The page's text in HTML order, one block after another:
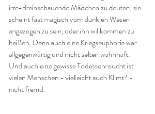
irre-dreinschauende Mädchen zu deuten, sie
scheint fast magisch vom dunklen Wesen
angezogen zu sein, oder ihn willkommen zu
heißen. Denn auch eine Kriegseuphorie war
allgegenwärtig und nicht selten wahnhaft.
Und auch eine gewisse Todessehnsucht ist
vielen Menschen - vielleicht auch Klimt? -
nicht fremd.